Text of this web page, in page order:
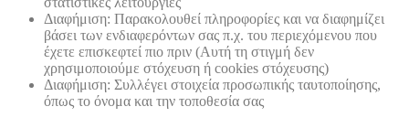
Διαφήμιση: Παρακολουθεί πληροφορίες και να διαφημίζει
βάσει των ενδιαφερόντων σας π.χ. του περιεχόμενου που
έχετε επισκεφτεί πιο πριν (Αυτή τη στιγμή δεν
χρησιμοποιούμε στόχευση ή cookies στόχευσης)
Διαφήμιση: Συλλέγει στοιχεία προσωπικής ταυτοποίησης,
όπως το όνομα και την τοποθεσία σας